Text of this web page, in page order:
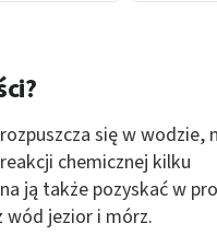
się w wodzie,
chemicznej kilku
ją także pozyskać w
wód jezior i mórz.